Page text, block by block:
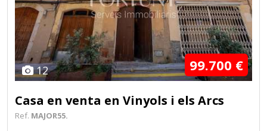
12 99.700 €
Casa en venta en Vinyols i els Arcs
Ref. MAJOR55.